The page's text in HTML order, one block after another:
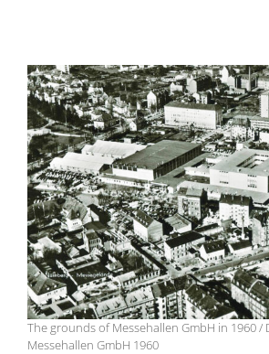
The grounds of Messehallen GmbH in 1960 /
Messehallen GmbH 1960